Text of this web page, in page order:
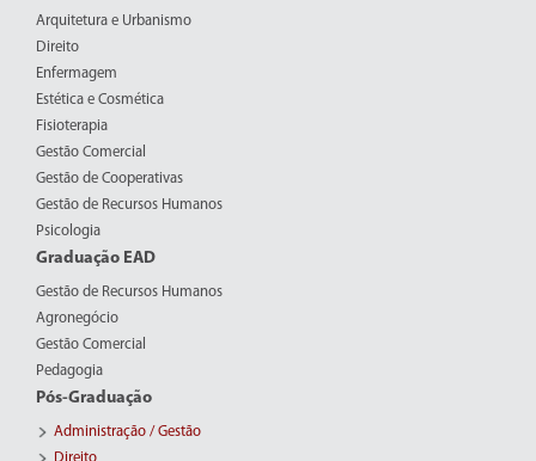
Arquitetura e Urbanismo
Direito
Enfermagem
Estética e Cosmética
Fisioterapia
Gestão Comercial
Gestão de Cooperativas
Gestão de Recursos Humanos
Psicologia
Graduação EAD
Gestão de Recursos Humanos
Agronegócio
Gestão Comercial
Pedagogia
Pós-Graduação
Administração / Gestão